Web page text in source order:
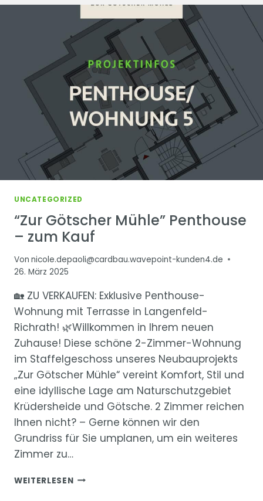
NEUER
GRUNDRISS
–
ZUM
KAUF
UNCATEGORIZED
“Zur Götscher Mühle” Penthouse
– zum Kauf
Von nicole.depaoli@cardbau.wavepoint-kunden4.de
26. März 2025
🏡 ZU VERKAUFEN: Exklusive Penthouse-
Wohnung mit Terrasse in Langenfeld-
Richrath! 🌿Willkommen in Ihrem neuen
Zuhause! Diese schöne 2-Zimmer-Wohnung
im Staffelgeschoss unseres Neubauprojekts
„Zur Götscher Mühle“ vereint Komfort, Stil und
eine idyllische Lage am Naturschutzgebiet
Krüdersheide und Götsche. 2 Zimmer reichen
Ihnen nicht? – Gerne können wir den
Grundriss für Sie umplanen, um ein weiteres
Zimmer zu…
WEITERLESEN“ZUR